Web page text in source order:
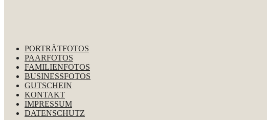
PORTRÄTFOTOS
PAARFOTOS
FAMILIENFOTOS
BUSINESSFOTOS
GUTSCHEIN
KONTAKT
IMPRESSUM
DATENSCHUTZ